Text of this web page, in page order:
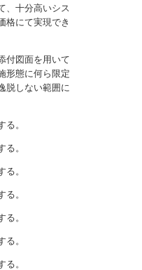
、十分高いシス
格にて実現でき
付図面を用いて
形態に何ら限定
脱しない範囲に
。
。
。
。
。
。
。